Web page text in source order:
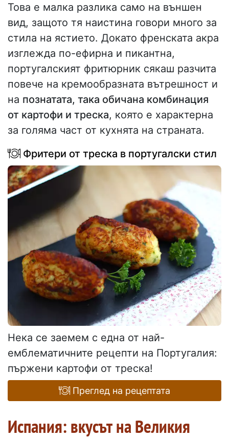
Това е малка разлика само на външен
вид, защото тя наистина говори много за
стила на ястието. Докато френската акра
изглежда по-ефирна и пикантна,
португалският фритюрник сякаш разчита
повече на кремообразната вътрешност и
на познатата, така обичана комбинация
от картофи и треска, която е характерна
за голяма част от кухнята на страната.
Фритери от треска в португалски стил
Нека се заемем с една от най-
емблематичните рецепти на Португалия:
пържени картофи от треска!
Преглед на рецептата
Испания: вкусът на Великия